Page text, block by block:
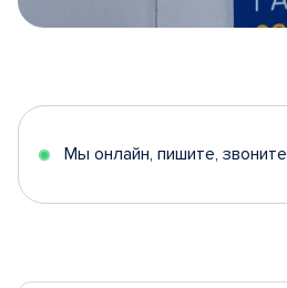
5
Мы онлайн, пишите, звоните